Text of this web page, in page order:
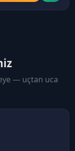
— uçtan uca